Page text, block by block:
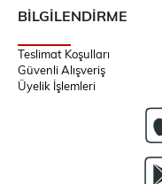
BİLGİLENDİRME
Teslimat Koşulları
Güvenli Alışveriş
Üyelik İşlemleri